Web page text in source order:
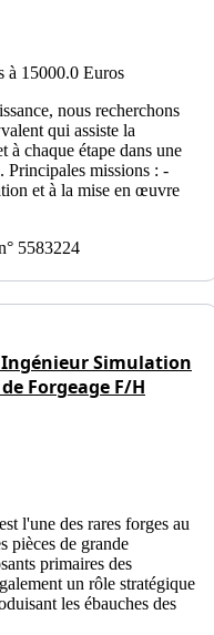
à 15000.0 Euros
nous recherchons
qui assiste la
à chaque étape dans une
Principales missions : -
et à la mise en œuvre
5583224
Simulation
Forgeage F/H
l'une des rares forges au
pièces de grande
primaires des
un rôle stratégique
les ébauches des